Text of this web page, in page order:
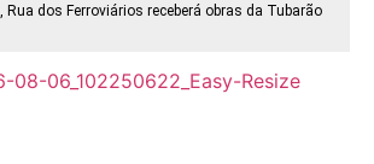
Rua dos Ferroviários receberá obras da Tubarão